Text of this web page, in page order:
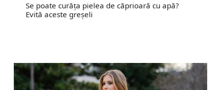
Se poate curăța pielea de căprioară cu apă?
Evită aceste greșeli